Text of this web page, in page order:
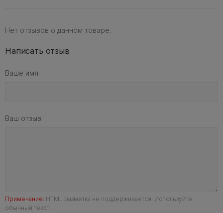
Нет отзывов о данном товаре.
Написать отзыв
Ваше имя:
Ваш отзыв:
Примечание: HTML разметка не поддерживается! Используйте
обычный текст.